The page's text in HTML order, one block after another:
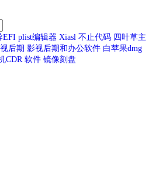
EFI plist编辑器 Xiasl 不止代码 四叶草主
后期 影视后期和办公软件 白苹果dmg
CDR 软件 镜像刻盘